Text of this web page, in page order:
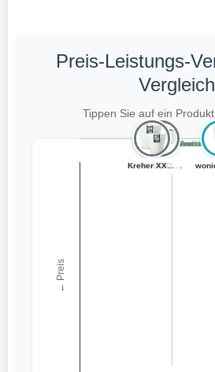
Preis-Leistungs-
Vergleich
Tippen Sie auf ein
← Preis
Teuer, gut
Teuer,
Preiswert,
Spetebo Kunstst...
Kreher XXL Pfla...